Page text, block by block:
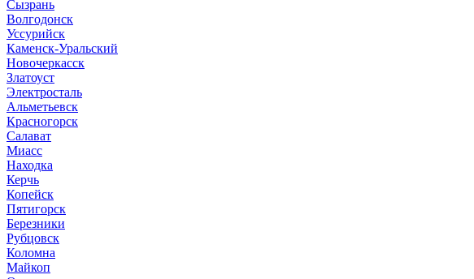
Сызрань
Волгодонск
Уссурийск
Каменск-Уральский
Новочеркасск
Златоуст
Электросталь
Альметьевск
Красногорск
Салават
Миасс
Находка
Керчь
Копейск
Пятигорск
Березники
Рубцовск
Коломна
Майкоп